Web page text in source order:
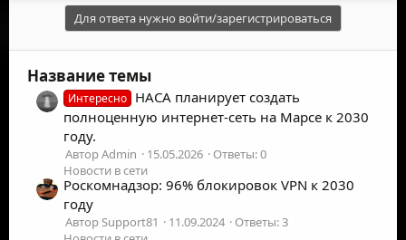
Для ответа нужно войти/зарегистрироваться
Название темы
Интересно НАСА планирует создать
полноценную интернет-сеть на Марсе к 2030
году.
Автор Admin 15.05.2026
Ответы: 0
Новости в сети
Роскомнадзор: 96% блокировок VPN к 2030
году
Автор Support81 11.09.2024
Ответы: 3